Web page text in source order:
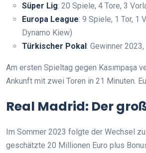
Süper Lig: 20 Spiele, 4 Tore, 3
Europa League: 9 Spiele, 1 Tor, 1
Dynamo Kiew)
Türkischer Pokal: Gewinner
Am ersten Spieltag gegen Kasımpaşa
Ankunft mit zwei Toren in 21 Minuten.
Real Madrid: Der
Im Sommer 2023 folgte der Wechsel
geschätzte 20 Millionen Euro plus